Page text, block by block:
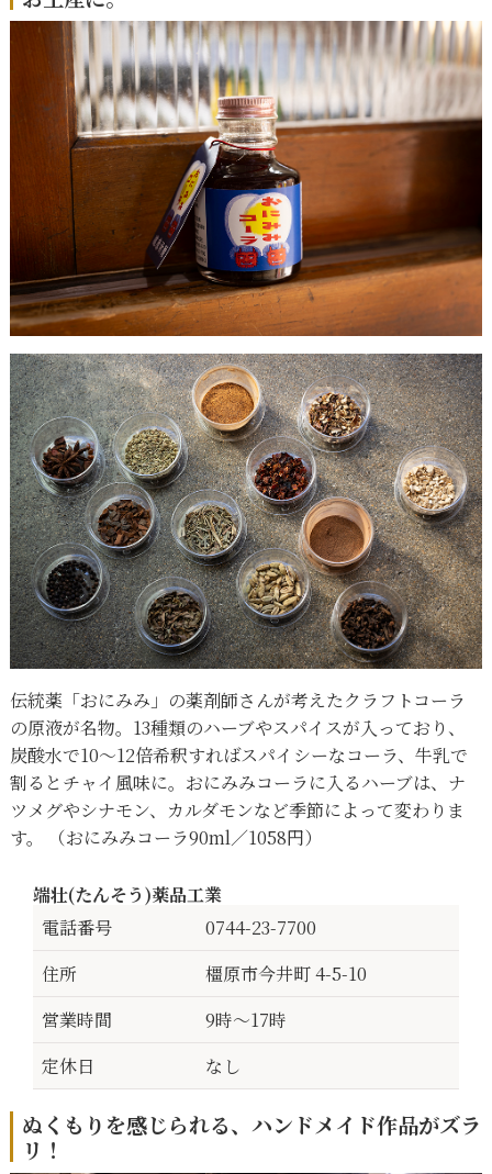
ズラリ！
3. 現在16代目が歴史を繋ぐ、老舗蔵元の地酒を
チェック。
4. さっぱりサラダ感覚で味わう、旬野菜の浅漬
けをお持ち帰り。
5. 奈良県の「食」に関するこだわりのお土産が
一堂に。
伝統薬「おにみみ」の薬剤師さんが考えたクラフトコーラ
の原液が名物。13種類のハーブやスパイスが入っており、
炭酸水で10〜12倍希釈すればスパイシーなコーラ、牛乳で
割るとチャイ風味に。おにみみコーラに入るハーブは、ナ
ツメグやシナモン、カルダモンなど季節によって変わりま
す。 （おにみみコーラ90ml／1058円）
端壮(たんそう)薬品工業
電話番号
0744-23-7700
住所
橿原市今井町 4-5-10
営業時間
9時〜17時
定休日
なし
ぬくもりを感じられる、ハンドメイド作品がズラ
リ！